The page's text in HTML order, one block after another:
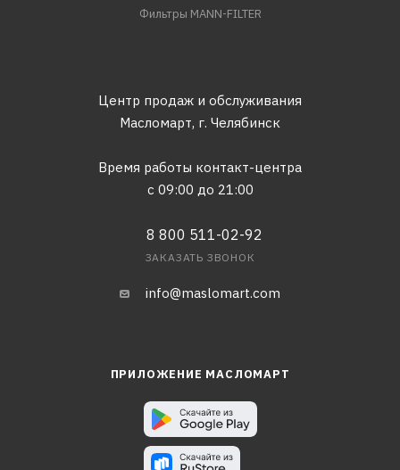
Фильтры MANN-FILTER
Центр продаж и обслуживания
Масломарт, г. Челябинск
Время работы контакт-центра
с 09:00 до 21:00
8 800 511-02-92
ЗАКАЗАТЬ ЗВОНОК
info@maslomart.com
ПРИЛОЖЕНИЕ МАСЛОМАРТ